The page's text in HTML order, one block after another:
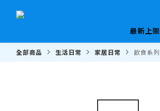
最新上架
全部商品 生活日常 家居日常 飲食系列